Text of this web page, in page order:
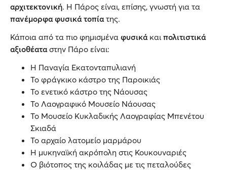
αρχιτεκτονική. Η Πάρος είναι, επίσης, γνωστή για τα
πανέμορφα φυσικά τοπίατης.
Κάποια από τα πιο φημισμένα φυσικά και πολιτιστικά
αξιοθέαταστην Πάρο είναι:
Η Παναγία Εκατονταπυλιανή
Το φράγκικο κάστρο της Παροικιάς
Το ενετικό κάστρο της Νάουσας
Το Λαογραφικό Μουσείο Νάουσας
Το Μουσείο Κυκλαδικής Λαογραφίας Μπενέτου
Σκιαδά
Το αρχαίο λατομείο μαρμάρου
Η μυκηναϊκή ακρόπολη στις Κουκουναριές
Ο βιότοπος της κοιλάδας με τις πεταλούδες